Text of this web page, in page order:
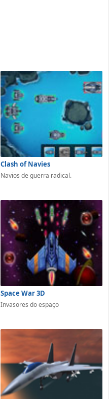
Clash of Navies
Navios de guerra radical.
Space War 3D
Invasores do espaço